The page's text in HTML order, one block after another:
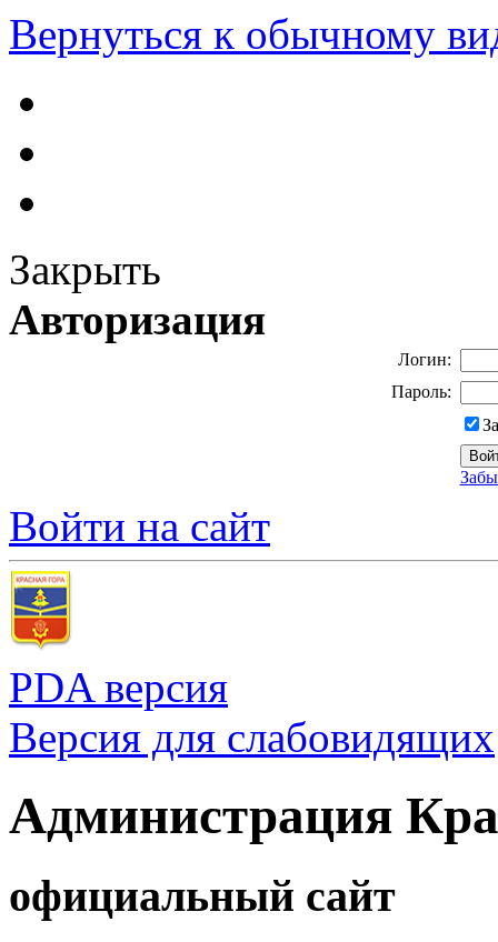
Вернуться к обычному
Закрыть
Авторизация
Логин:
Пароль:
Войти на сайт
PDA версия
Версия для слабовидящих
Администрация
официальный сайт